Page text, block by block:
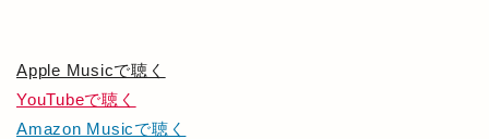
Apple Musicで聴く
YouTubeで聴く
Amazon Musicで聴く